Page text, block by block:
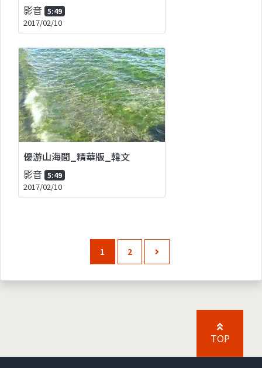
影音 5:49
2017/02/10
優游山海間_精華版_韓文
影音 5:49
2017/02/10
1 2
TOP